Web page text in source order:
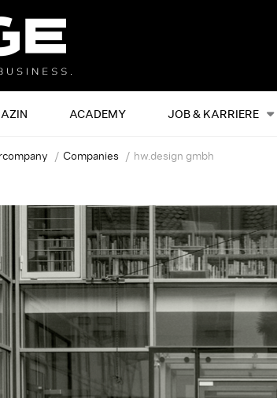
ACADEMY JOB & KARRIERE
Companies hw.design gmbh